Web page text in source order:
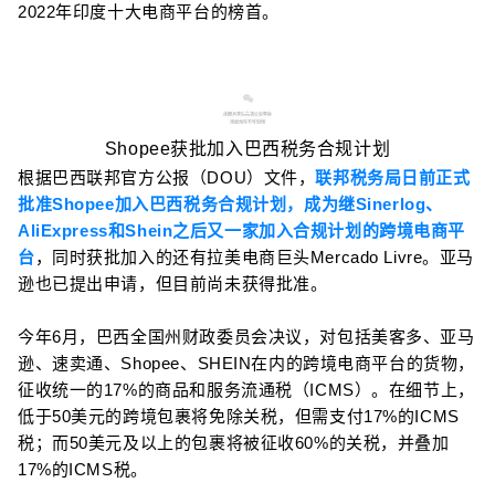
2022年印度十大电商平台的榜首。
2
Shopee获批加入巴西税务合规计划
根据巴西联邦官方公报（DOU）文件，联邦税务局日前正式
批准Shopee加入巴西税务合规计划，成为继Sinerlog、
AliExpress和Shein之后又一家加入合规计划的跨境电商平
台，同时获批加入的还有拉美电商巨头Mercado Livre。亚马
逊也已提出申请，但目前尚未获得批准。
今年6月，巴西全国州财政委员会决议，对包括美客多、亚马
逊、速卖通、Shopee、SHEIN在内的跨境电商平台的货物，
征收统一的17%的商品和服务流通税（ICMS）。在细节上，
低于50美元的跨境包裹将免除关税，但需支付17%的ICMS
税；而50美元及以上的包裹将被征收60%的关税，并叠加
17%的ICMS税。